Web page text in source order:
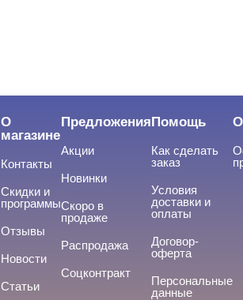
О
магазине
Контакты
Скидки и
программы
Отзывы
Новости
Статьи
Предложения
Акции
Новинки
Скоро в
продаже
Распродажа
Соцконтракт
Помощь
Как сделать
заказ
Условия
доставки и
оплаты
Договор-
оферта
Персональные
данные